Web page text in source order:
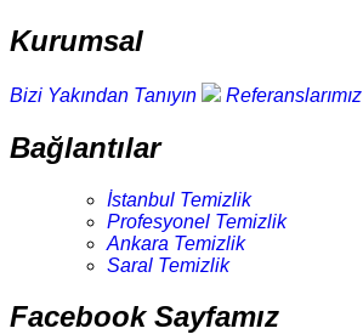
Kurumsal
Bizi Yakından Tanıyın Referanslarımız
Bağlantılar
İstanbul Temizlik
Profesyonel Temizlik
Ankara Temizlik
Saral Temizlik
Facebook Sayfamız